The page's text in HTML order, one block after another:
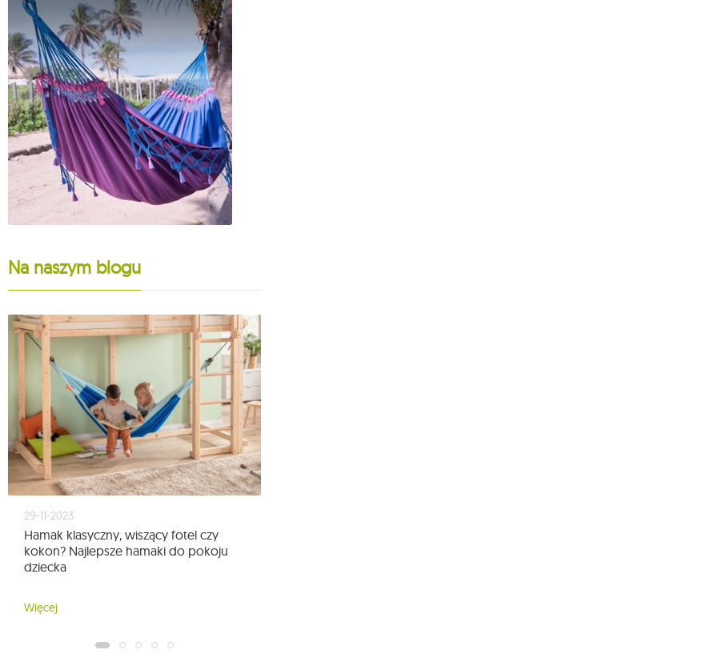
Na naszym blogu
29-11-2023
Hamak klasyczny, wiszący fotel czy
kokon? Najlepsze hamaki do pokoju
dziecka
Więcej